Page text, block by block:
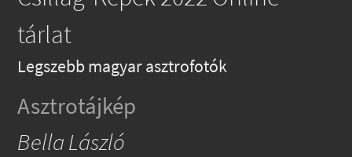
tárlat
Legszebb magyar asztrofotók
Asztrotájkép
Bella László